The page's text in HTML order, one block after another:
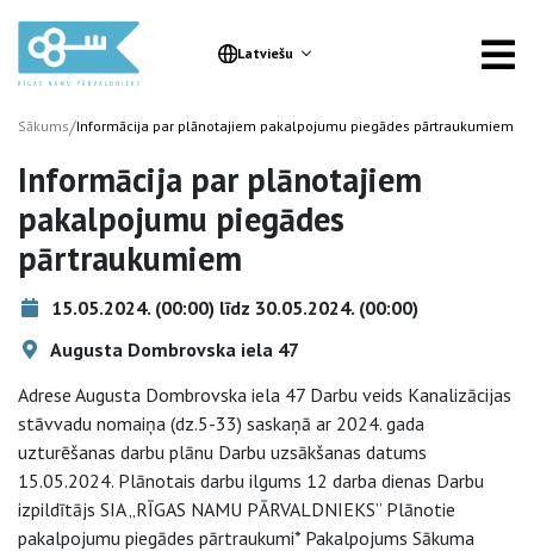
Latviešu
Sākums/Informācija par plānotajiem pakalpojumu piegādes pārtraukumiem
Informācija par plānotajiem
pakalpojumu piegādes
pārtraukumiem
15.05.2024. (00:00) līdz 30.05.2024. (00:00)
Augusta Dombrovska iela 47
Adrese Augusta Dombrovska iela 47 Darbu veids Kanalizācijas
stāvvadu nomaiņa (dz.5-33) saskaņā ar 2024. gada
uzturēšanas darbu plānu Darbu uzsākšanas datums
15.05.2024. Plānotais darbu ilgums 12 darba dienas Darbu
izpildītājs SIA „RĪGAS NAMU PĀRVALDNIEKS” Plānotie
pakalpojumu piegādes pārtraukumi* Pakalpojums Sākuma